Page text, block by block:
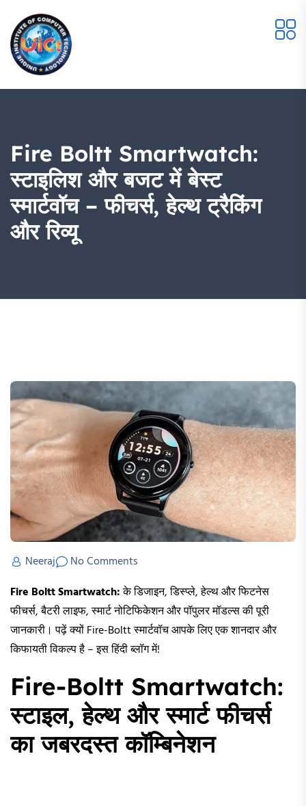
Fire Boltt Smartwatch:
स्टाइलिश और बजट में बेस्ट
स्मार्टवॉच – फीचर्स, हेल्थ ट्रैकिंग
और रिव्यू
Neeraj
No Comments
Fire Boltt Smartwatch:के डिजाइन, डिस्प्ले, हेल्थ और फिटनेस
फीचर्स, बैटरी लाइफ, स्मार्ट नोटिफिकेशन और पॉपुलर मॉडल्स की पूरी
जानकारी। पढ़ें क्यों Fire-Boltt स्मार्टवॉच आपके लिए एक शानदार और
किफायती विकल्प है – इस हिंदी ब्लॉग में!
Fire-Boltt Smartwatch:
स्टाइल, हेल्थ और स्मार्ट फीचर्स
का जबरदस्त कॉम्बिनेशन